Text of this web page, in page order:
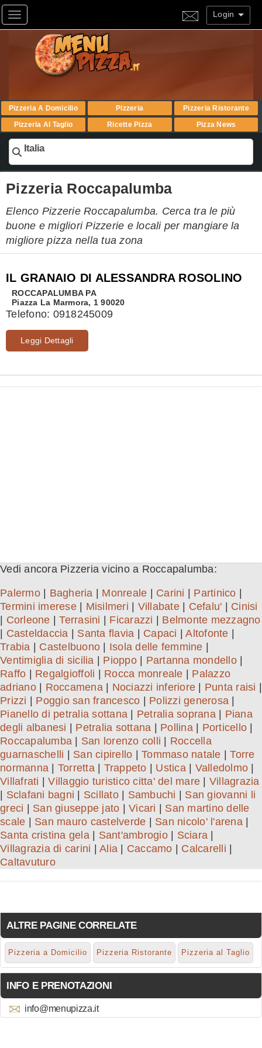
Toggle navigation Login
Pizzeria A Domicilio Pizzeria
Pizzeria Ristorante
Pizzeria Al Taglio
Ricette Pizza Pizza News
Italia
Pizzeria Roccapalumba
Elenco Pizzerie Roccapalumba. Cerca tra le più
buone e migliori Pizzerie e locali per mangiare la
migliore pizza nella tua zona
IL GRANAIO DI ALESSANDRA ROSOLINO
ROCCAPALUMBA PA
Piazza La Marmora, 1 90020
Telefono: 0918245009
Leggi Dettagli
Vedi ancora Pizzeria vicino a Roccapalumba:
Palermo| Bagheria Monreale Carini Partinico
Termini imerese| Misilmeri Villabate| Cefalu'
Cinisi
Corleone |Terrasini Ficarazzi
Belmonte mezzagno
Casteldaccia Santa flavia Capaci |Altofonte
Trabia
Castelbuono Isola delle femmine
Ventimiglia di sicilia
Pioppo| Partanna mondello|
Raffo
Regalgioffoli Rocca monreale
Palazzo
adriano| Roccamena| Nociazzi inferiore Punta raisi
Prizzi
Poggio san francesco Polizzi generosa
Pianello di petralia sottana
Petralia soprana| Piana
degli albanesi
Petralia sottana Pollina| Porticello
Roccapalumba
San lorenzo colli
Roccella
guarnaschelli
San cipirello Tommaso natale |Torre
normanna
Torretta| Trappeto Ustica| Valledolmo
Villafrati |Villaggio turistico citta' del mare
Villagrazia
Sclafani bagni Scillato| Sambuchi
San giovanni li
greci
San giuseppe jato Vicari
San martino delle
scale
San mauro castelverde San nicolo' l'arena|
Santa cristina gela| Sant'ambrogio| Sciara
Villagrazia di carini
Alia Caccamo Calcarelli
Caltavuturo
ALTRE PAGINE CORRELATE
Pizzeria a Domicilio Pizzeria Ristorante Pizzeria al Taglio
INFO E PRENOTAZIONI
info@menupizza.it